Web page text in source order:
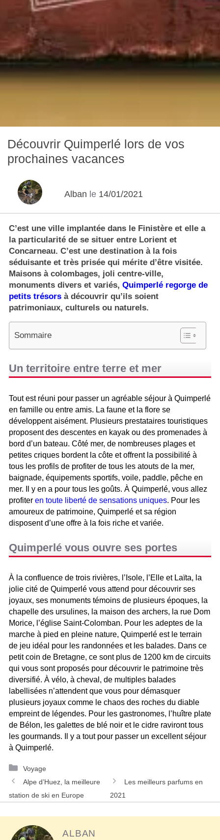
Découvrir Quimperlé lors de vos
prochaines vacances
Alban le 14/01/2021
C’est une ville implantée dans le Finistère et elle a
la particularité de se situer entre Lorient et
Concarneau. C’est une destination à la fois
séduisante et très prisée qui mérite d’être visitée.
Maisons à colombages, joli centre-ville,
monuments divers et variés, Quimperlé regorge de
petits trésors à découvrir qu’ils soient
patrimoniaux, culturels ou naturels.
Sommaire
Un territoire entre terre et mer
Tout est réuni pour passer un agréable séjour à Quimperlé
en famille ou entre amis. La faune et la flore se
développent aisément. Plusieurs prestataires touristiques
proposent des descentes en kayak ou des promenades à
bord d’un bateau. Côté mer, de nombreuses plages et
petites criques bordent la côte et offrent la possibilité à
tous les profils de profiter de tous les atouts de la mer,
baignade, équipements sportifs, voile, paddle, pêche en
mer. Il y en a pour tous les goûts. À Quimperlé, vous allez
profiter en toute liberté de sensations uniques. Pour les
amoureux de patrimoine, Quimperlé et sa région
disposent d’une offre à la fois riche et variée.
Quimperlé vous ouvre ses portes
À la confluence de trois rivières, l’Isole, l’Elle et Laïta, la
jolie cité de Quimperlé vous attend pour découvrir ses
joyaux, ses monuments témoins de plusieurs époques, la
chapelle des ursulines, la maison des archers, la rue Dom
Morice, l’église Saint-Colomban. Pour les adeptes de la
marche à pied en pleine nature, Quimperlé est le terrain
de jeu idéal pour les randonnées et les balades. Dans ce
petit coin de Bretagne, ce sont plus de 1200 km de circuits
qui vous sont proposés pour découvrir le patrimoine très
diversifié. À vélo, à cheval, de multiples balades
labellisées n’attendent que vous pour démasquer
plusieurs joyaux comme le chaos des roches du diable
empreint de légendes. Pour les gastronomes, l’huître plate
de Bélon, les galettes de blé noir et le cidre raviront tous
les gourmands. Il y a tout pour passer un excellent séjour
à Quimperlé.
Catégories
Voyage
Navigation
des
Alpe d’Huez, la meilleure
station de ski en Europe
Les meilleurs parfums en
2021
ALBAN